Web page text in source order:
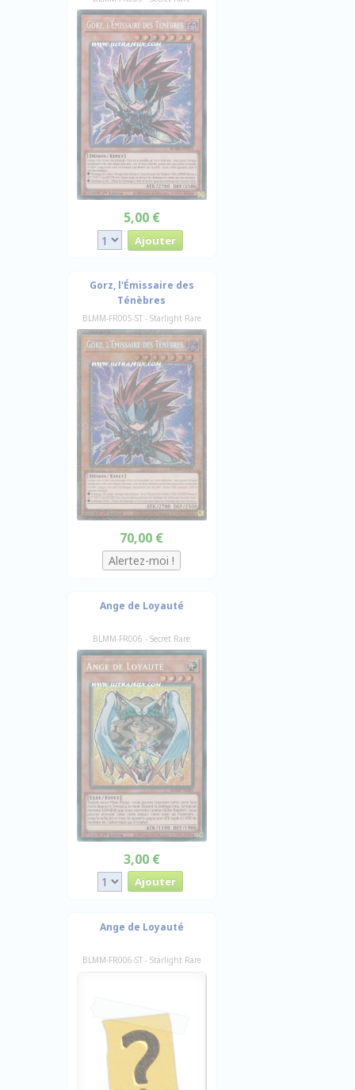
5,00 €
Gorz, l'Émissaire des
Ténèbres
BLMM-FR005-ST - Starlight Rare
70,00 €
Ange de Loyauté
BLMM-FR006 - Secret Rare
3,00 €
Ange de Loyauté
BLMM-FR006-ST - Starlight Rare